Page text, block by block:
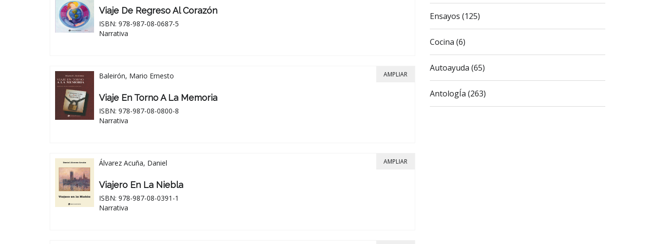
Viaje De Regreso Al Corazón
ISBN: 978-987-08-0687-5
Narrativa
Baleirón, Mario Ernesto
Viaje En Torno A La Memoria
ISBN: 978-987-08-0800-8
Narrativa
AMPLIAR
Álvarez Acuña, Daniel
Viajero En La Niebla
ISBN: 978-987-08-0391-1
Narrativa
AMPLIAR
Ensayos (125)
Cocina (6)
Autoayuda (65)
AntologÍa (263)